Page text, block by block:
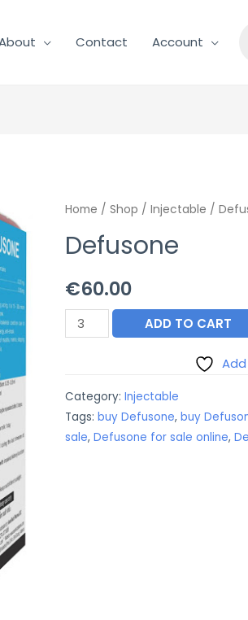
Contact Account
Home / Shop / Injectable /
Defusone
€60.00
Defusone
quantity
ADD TO CART
Category: Injectable
Tags: buy Defusone, buy
sale, Defusone for sale online,